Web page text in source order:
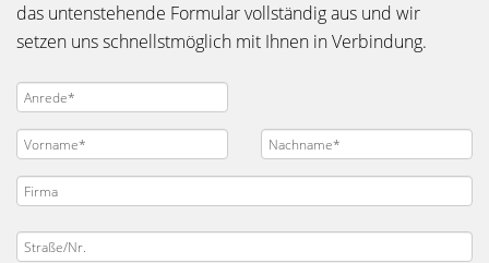
das untenstehende Formular vollständig aus und wir
setzen uns schnellstmöglich mit Ihnen in Verbindung.